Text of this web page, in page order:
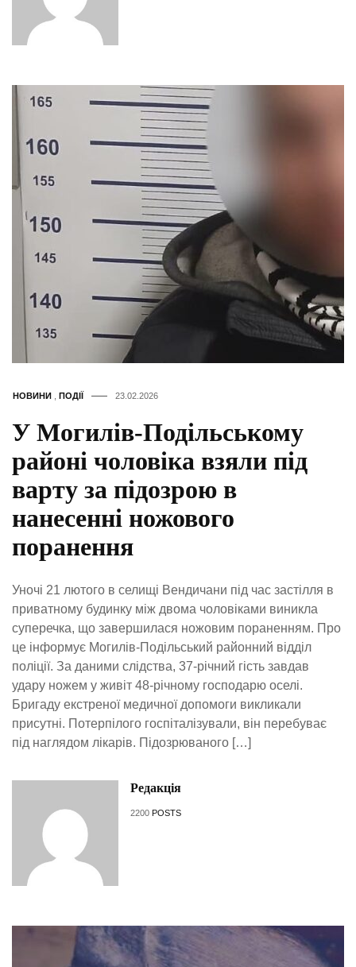
НОВИНИ ПОДІЇ 23.02.2026
У Могилів-Подільському
районі чоловіка взяли під
варту за підозрою в
нанесенні ножового
поранення
Уночі 21 лютого в селищі Вендичани під час застілля в
приватному будинку між двома чоловіками виникла
суперечка, що завершилася ножовим пораненням. Про
це інформує Могилів-Подільський районний відділ
поліції. За даними слідства, 37-річний гість завдав
удару ножем у живіт 48-річному господарю оселі.
Бригаду екстреної медичної допомоги викликали
присутні. Потерпілого госпіталізували, він перебуває
під наглядом лікарів. Підозрюваного […]
Редакція
2200 POSTS